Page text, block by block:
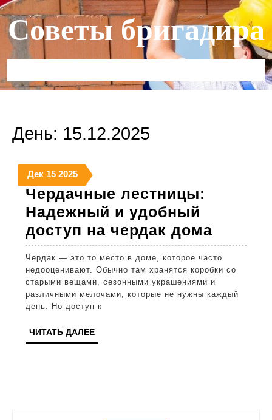
Перейти
к
содержимому
Советы бригадира
День: 15.12.2025
Дек15
декабря
2025
1515
декабря
2025
202515
декабря
2025
Чердачные лестницы:
Надежный и удобный
доступ на чердак дома
и
Чердак — это то место в доме, которое часто
недооценивают. Обычно там хранятся коробки со
старыми вещами, сезонными украшениями и
различными мелочами, которые не нужны каждый
день. Но доступ к
ЧИТАТЬ ДАЛЕЕЧИТАТЬ
ДАЛЕЕ